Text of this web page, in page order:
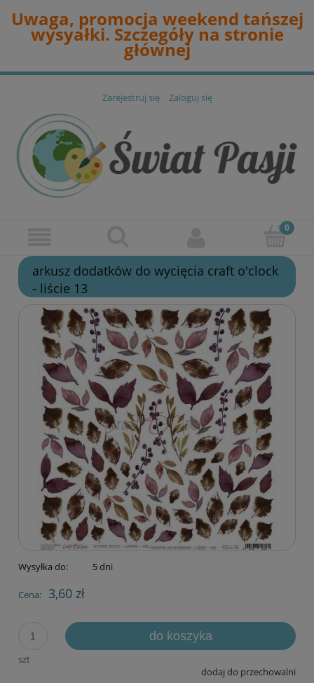
Uwaga, promocja weekend tańszej
wysyałki. Szczegóły na stronie
głównej
Zarejestruj się Zaloguj się
arkusz dodatków do wycięcia craft o'clock
- liście 13
Wysyłka do: 5 dni
Cena: 3,60 zł
szt
do koszyka
dodaj do przechowalni